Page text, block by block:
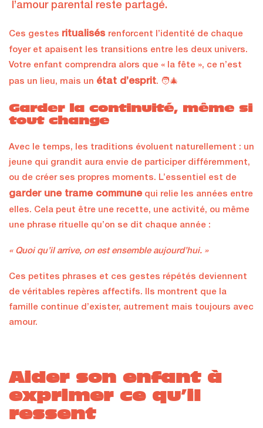
l’amour parental reste partagé.
Ces gestes ritualisés renforcent l’identité de chaque
foyer et apaisent les transitions entre les deux univers.
Votre enfant comprendra alors que « la fête », ce n’est
pas un lieu, mais un état d’esprit. 🧑‍🎄
Garder la continuité, même si
tout change
Avec le temps, les traditions évoluent naturellement : un
jeune qui grandit aura envie de participer différemment,
ou de créer ses propres moments. L’essentiel est de
garder une trame commune qui relie les années entre
elles. Cela peut être une recette, une activité, ou même
une phrase rituelle qu’on se dit chaque année :
« Quoi qu’il arrive, on est ensemble aujourd’hui. »
Ces petites phrases et ces gestes répétés deviennent
de véritables repères affectifs. Ils montrent que la
famille continue d’exister, autrement mais toujours avec
amour.
Aider son enfant à
exprimer ce qu’il
ressent